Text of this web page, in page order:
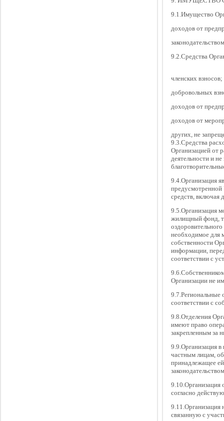
9.1.Имущество
доходов от
9.2.Средства
членских взносов;
добровольных
доходов от
доходов от
других, не
9.3.Средства
Организацией от
деятельности и
9.4.Организация
предусмотренной
средств, включая
9.5.Организация
жилищный фонд,
необходимое для
собственности
информации,
соответствии с
Организации не
9.7.Региональные
соответствии с
9.8.Отделения
имеют право
закрепленным за
9.9.Организация
частным лицам,
принадлежащее
9.10.Организация
согласно
9.11.Организация
связанную с